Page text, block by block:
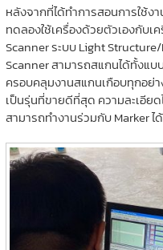
หลังจากที่ได้ทำการสอนการใช้ง
ทดลองใช้เครื่องด้วยตัวเองกับเ
Scanner ระบบ Light
Scanner สามารถสแกนได้ทั้งแ
ครอบคลุมงานสแกนเกือบทุกอย่
เป็นรุ่นที่ขายดีที่สุด ความละเอีย
สามารถทำงานร่วมกับ Marker ได้